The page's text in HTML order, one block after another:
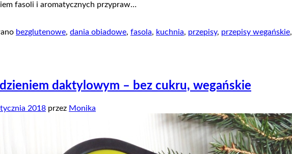
fasoli i aromatycznych przypraw…
bezglutenowe, dania obiadowe, fasola, kuchnia, przepisy, przepisy wegańskie,
daktylowym – bez cukru, wegańskie
2018 przez Monika